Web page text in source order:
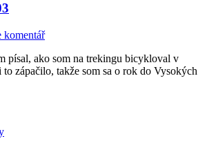
komentář
písal, ako som na trekingu bicykloval v
zápačilo, takže som sa o rok do Vysokých